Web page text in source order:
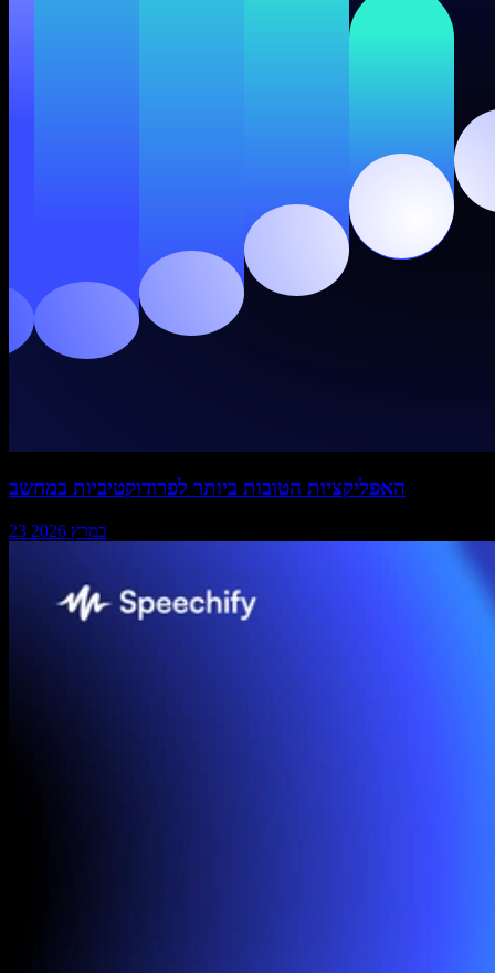
האפליקציות הטובות ביותר לפרודוקטיביות במחשב
23 במרץ 2026